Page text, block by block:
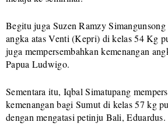
Begitu juga Suzen Ramzy Simangunsong
angka atas Venti (Kepri) di kelas 54 Kg
juga mempersembahkan kemenangan
Papua Ludwigo.
Sementara itu, Iqbal Simatupang
kemenangan bagi Sumut di kelas 57 kg
dengan mengatasi petinju Bali, Eduardus.